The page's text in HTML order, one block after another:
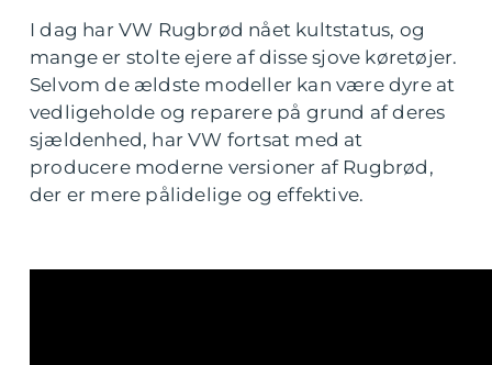
I dag har VW Rugbrød nået kultstatus, og
mange er stolte ejere af disse sjove køretøjer.
Selvom de ældste modeller kan være dyre at
vedligeholde og reparere på grund af deres
sjældenhed, har VW fortsat med at
producere moderne versioner af Rugbrød,
der er mere pålidelige og effektive.